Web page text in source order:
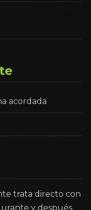
acordada
trata directo con
y después